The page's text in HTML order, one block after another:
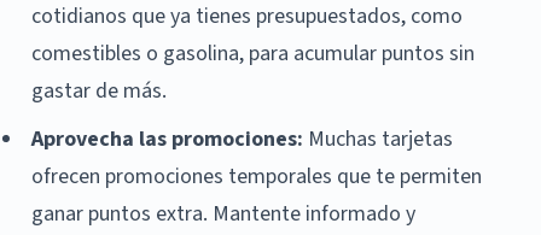
cotidianos que ya tienes presupuestados, como
comestibles o gasolina, para acumular puntos sin
gastar de más.
Aprovecha las promociones: Muchas tarjetas
ofrecen promociones temporales que te permiten
ganar puntos extra. Mantente informado y